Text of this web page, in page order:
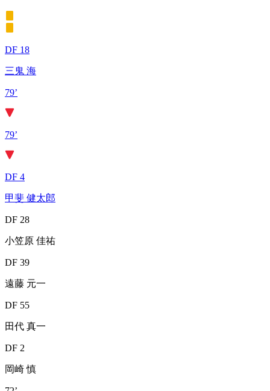
DF 18
三鬼 海
79’
79’
DF 4
甲斐 健太郎
DF 28
小笠原 佳祐
DF 39
遠藤 元一
DF 55
田代 真一
DF 2
岡崎 慎